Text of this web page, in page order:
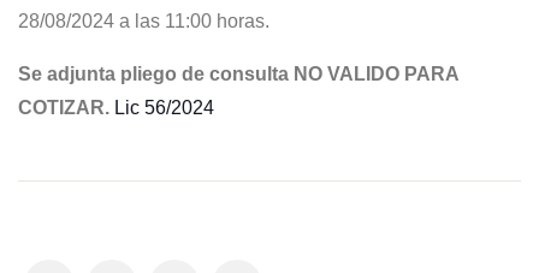
28/08/2024 a las 11:00 horas.
Se adjunta pliego de consulta NO VALIDO PARA
COTIZAR. Lic 56/2024